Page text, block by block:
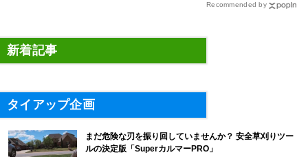
Recommended by
新着記事
タイアップ企画
まだ危険な刃を振り回していませんか？ 安全草刈りツー
ルの決定版「SuperカルマーPRO」